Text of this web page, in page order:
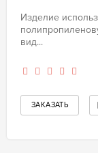
Изделие
вид...